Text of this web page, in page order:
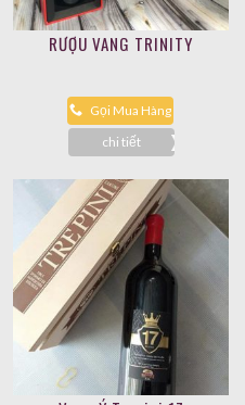
RƯỢU VANG TRINITY
Gọi Mua Hàng
chi tiết